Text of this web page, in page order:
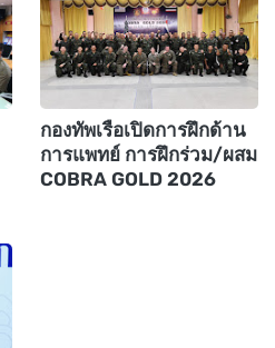
กองทัพเรือเปิดการฝึกด้าน
การแพทย์ การฝึกร่วม/ผสม
COBRA GOLD 2026